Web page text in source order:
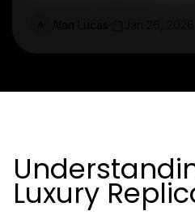
Luxury